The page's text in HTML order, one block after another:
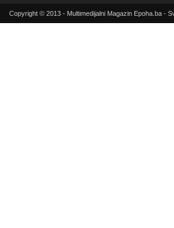
Copyright © 2013 - Multimedijalni Magazin Epoha.ba -